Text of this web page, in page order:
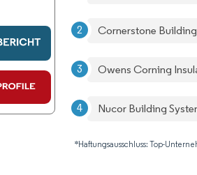
Cornerstone
Owens Corning
Nucor Building
*Haftungsausschluss: Top-